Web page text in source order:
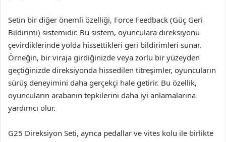
Setin bir diğer önemli özelliği, Force Feedback (Güç Geri
Bildirimi) sistemidir. Bu sistem, oyunculara direksiyonu
çevirdiklerinde yolda hissettikleri geri bildirimleri sunar.
Örneğin, bir viraja girdiğinizde veya zorlu bir yüzeyden
geçtiğinizde direksiyonda hissedilen titreşimler, oyuncuların
sürüş deneyimini daha gerçekçi hale getirir. Bu özellik,
oyuncuların arabanın tepkilerini daha iyi anlamalarına
yardımcı olur.
G25 Direksiyon Seti, ayrıca pedallar ve vites kolu ile birlikte